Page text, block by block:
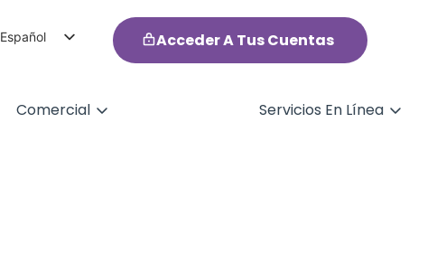
Español
Acceder A Tus Cuentas
Comercial Servicios En Línea